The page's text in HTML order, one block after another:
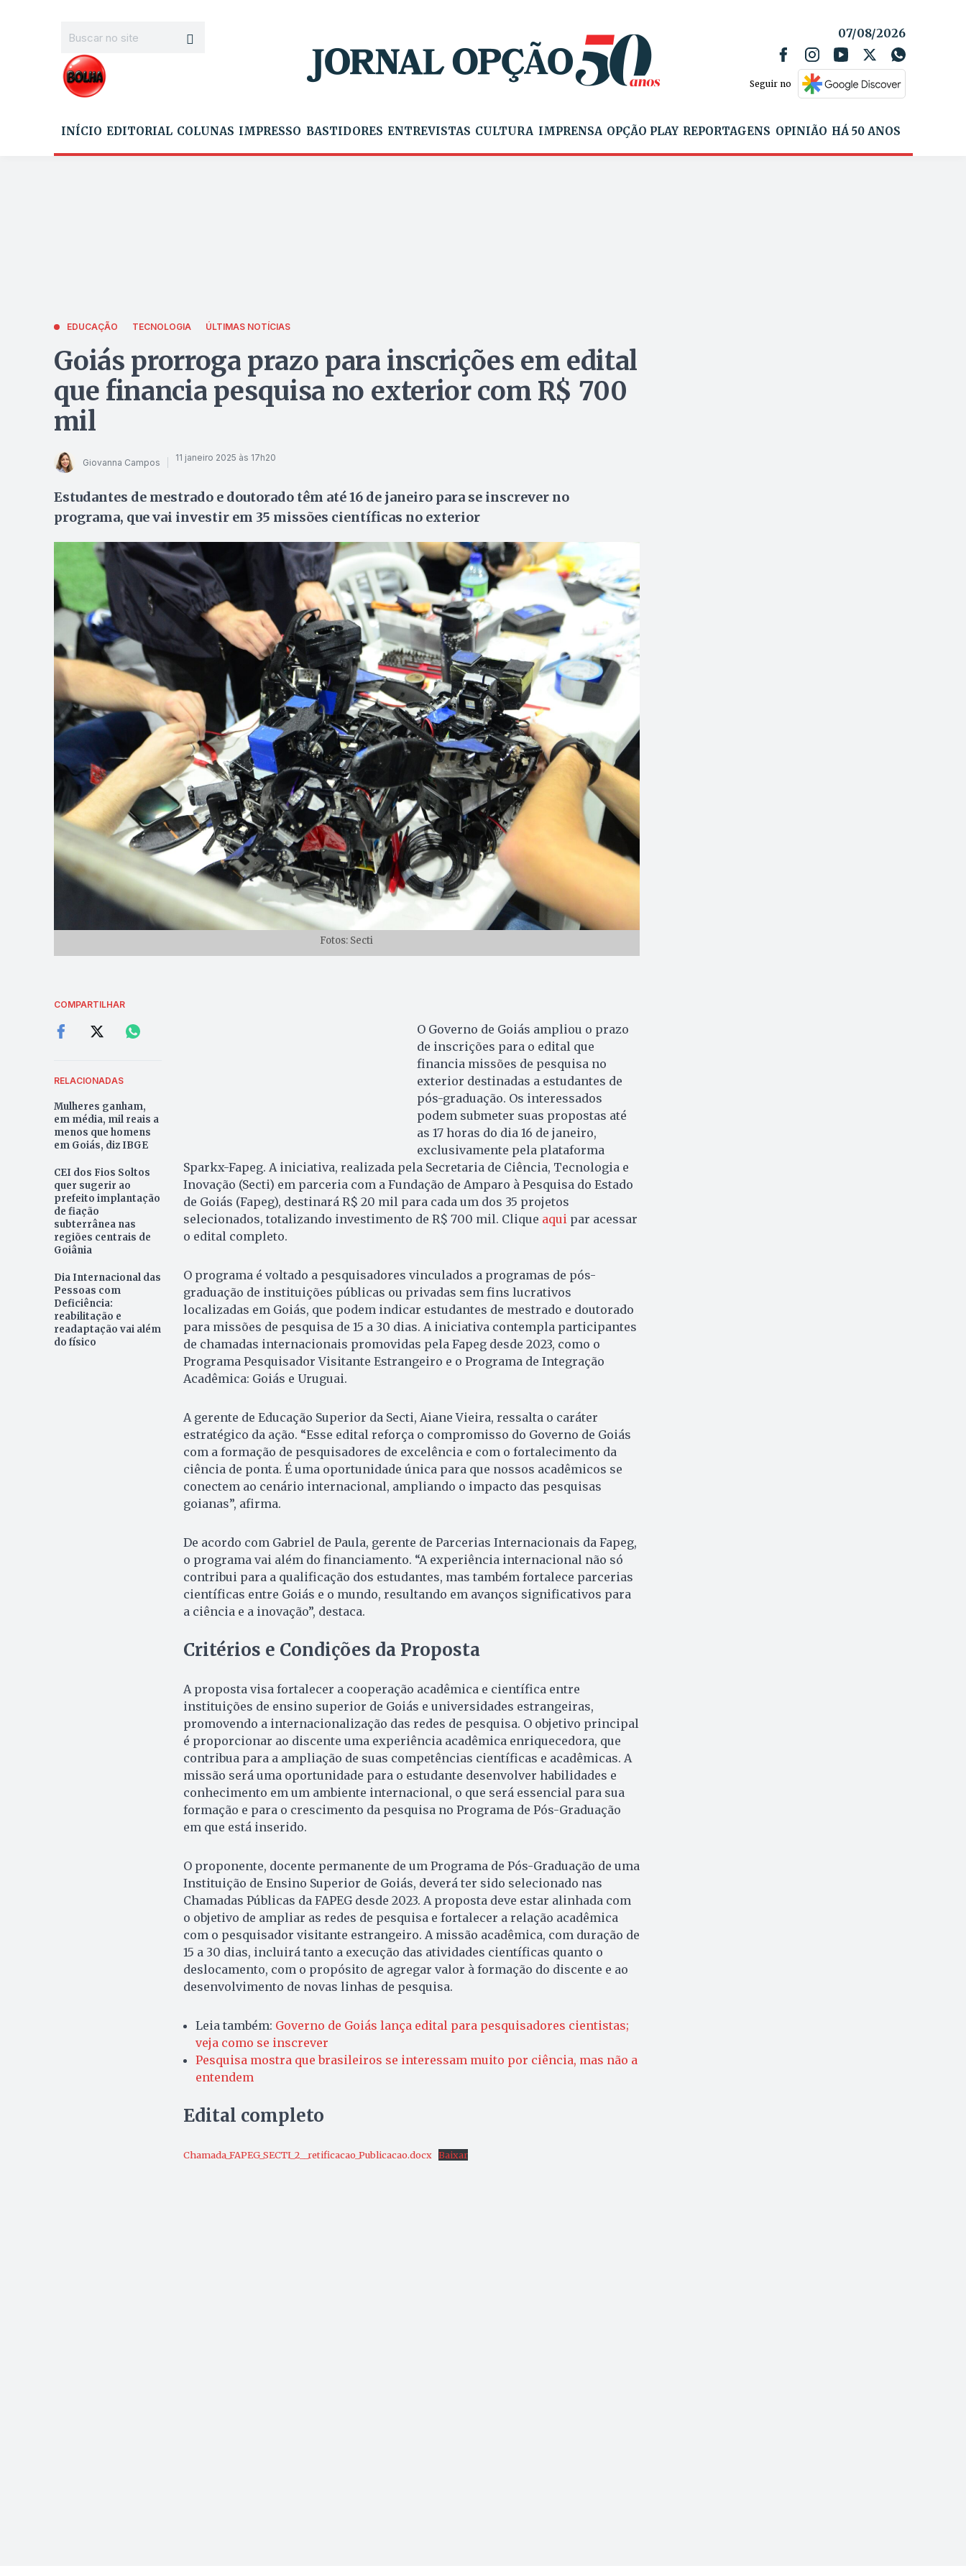
07/08/2026
Seguir no
INÍCIO EDITORIAL COLUNAS IMPRESSO BASTIDORES ENTREVISTAS CULTURA IMPRENSA OPÇÃO PLAY REPORTAGENS OPINIÃO HÁ 50 ANOS
EDUCAÇÃO TECNOLOGIA ÚLTIMAS NOTÍCIAS
Goiás prorroga prazo para inscrições em edital
que financia pesquisa no exterior com R$ 700
mil
Giovanna Campos 11 janeiro 2025 às 17h20
Estudantes de mestrado e doutorado têm até 16 de janeiro para se inscrever no
programa, que vai investir em 35 missões científicas no exterior
Fotos: Secti
COMPARTILHAR
RELACIONADAS
Mulheres ganham,
em média, mil reais a
menos que homens
em Goiás, diz IBGE
CEI dos Fios Soltos
quer sugerir ao
prefeito implantação
de fiação
subterrânea nas
regiões centrais de
Goiânia
Dia Internacional das
Pessoas com
Deficiência:
reabilitação e
readaptação vai além
do físico
O Governo de Goiás ampliou o prazo
de inscrições para o edital que
financia missões de pesquisa no
exterior destinadas a estudantes de
pós-graduação. Os interessados
podem submeter suas propostas até
as 17 horas do dia 16 de janeiro,
exclusivamente pela plataforma
Sparkx-Fapeg. A iniciativa, realizada pela Secretaria de Ciência, Tecnologia e
Inovação (Secti) em parceria com a Fundação de Amparo à Pesquisa do Estado
de Goiás (Fapeg), destinará R$ 20 mil para cada um dos 35 projetos
selecionados, totalizando investimento de R$ 700 mil. Clique aquipar acessar
o edital completo.
O programa é voltado a pesquisadores vinculados a programas de pós-
graduação de instituições públicas ou privadas sem fins lucrativos
localizadas em Goiás, que podem indicar estudantes de mestrado e doutorado
para missões de pesquisa de 15 a 30 dias. A iniciativa contempla participantes
de chamadas internacionais promovidas pela Fapeg desde 2023, como o
Programa Pesquisador Visitante Estrangeiro e o Programa de Integração
Acadêmica: Goiás e Uruguai.
A gerente de Educação Superior da Secti, Aiane Vieira, ressalta o caráter
estratégico da ação. “Esse edital reforça o compromisso do Governo de Goiás
com a formação de pesquisadores de excelência e com o fortalecimento da
ciência de ponta. É uma oportunidade única para que nossos acadêmicos se
conectem ao cenário internacional, ampliando o impacto das pesquisas
goianas”, afirma.
De acordo com Gabriel de Paula, gerente de Parcerias Internacionais da Fapeg,
o programa vai além do financiamento. “A experiência internacional não só
contribui para a qualificação dos estudantes, mas também fortalece parcerias
científicas entre Goiás e o mundo, resultando em avanços significativos para
a ciência e a inovação”, destaca.
Critérios e Condições da Proposta
A proposta visa fortalecer a cooperação acadêmica e científica entre
instituições de ensino superior de Goiás e universidades estrangeiras,
promovendo a internacionalização das redes de pesquisa. O objetivo principal
é proporcionar ao discente uma experiência acadêmica enriquecedora, que
contribua para a ampliação de suas competências científicas e acadêmicas. A
missão será uma oportunidade para o estudante desenvolver habilidades e
conhecimento em um ambiente internacional, o que será essencial para sua
formação e para o crescimento da pesquisa no Programa de Pós-Graduação
em que está inserido.
O proponente, docente permanente de um Programa de Pós-Graduação de uma
Instituição de Ensino Superior de Goiás, deverá ter sido selecionado nas
Chamadas Públicas da FAPEG desde 2023. A proposta deve estar alinhada com
o objetivo de ampliar as redes de pesquisa e fortalecer a relação acadêmica
com o pesquisador visitante estrangeiro. A missão acadêmica, com duração de
15 a 30 dias, incluirá tanto a execução das atividades científicas quanto o
deslocamento, com o propósito de agregar valor à formação do discente e ao
desenvolvimento de novas linhas de pesquisa.
Leia também: Governo de Goiás lança edital para pesquisadores cientistas;
veja como se inscrever
Pesquisa mostra que brasileiros se interessam muito por ciência, mas não a
entendem
Edital completo
Chamada_FAPEG_SECTI_2__retificacao_Publicacao.docx Baixar